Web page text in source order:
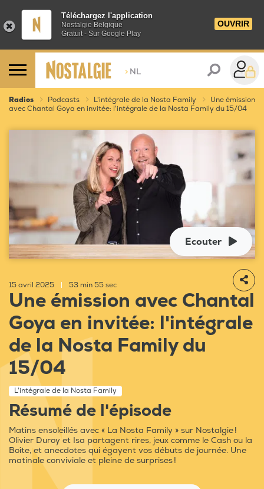
Téléchargez l'application
Nostalgie Belgique
Gratuit - Sur Google Play
OUVRIR
> NL
Radios Podcasts L'intégrale de la Nosta Family
Une émission
avec Chantal Goya en invitée: l'intégrale de la Nosta Family du 15/04
Ecouter
15 avril 2025 53 min 55 sec
Une émission avec Chantal
Goya en invitée: l'intégrale
de la Nosta Family du
15/04
L'intégrale de la Nosta Family
Résumé de l'épisode
Matins ensoleillés avec « La Nosta Family » sur Nostalgie !
Olivier Duroy et Isa partagent rires, jeux comme le Cash ou la
Boîte, et anecdotes qui égayent vos débuts de journée. Une
matinale conviviale et pleine de surprises !